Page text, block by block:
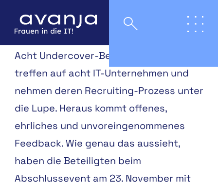
Acht Undercover-Bewerberinnen
treffen auf acht IT-Unternehmen und
nehmen deren Recruiting-Prozess unter
die Lupe. Heraus kommt offenes,
ehrliches und unvoreingenommenes
Feedback. Wie genau das aussieht,
haben die Beteiligten beim
Abschlussevent am 23. November mit